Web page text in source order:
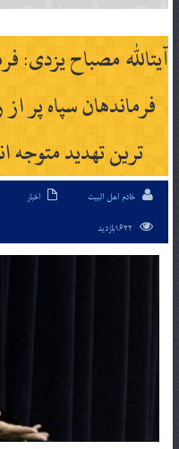
آیت‏الله مصباح یزدی:
فرماندهان سپاه پر
ترین تهدید
خادم اهل البیت اخبار